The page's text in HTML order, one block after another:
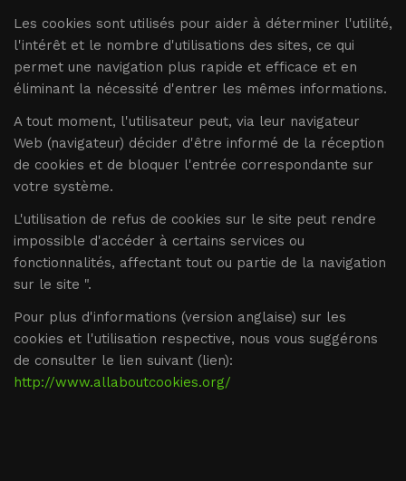
Les cookies sont utilisés pour aider à déterminer l'utilité,
l'intérêt et le nombre d'utilisations des sites, ce qui
permet une navigation plus rapide et efficace et en
éliminant la nécessité d'entrer les mêmes informations.
A tout moment, l'utilisateur peut, via leur navigateur
Web (navigateur) décider d'être informé de la réception
de cookies et de bloquer l'entrée correspondante sur
votre système.
L'utilisation de refus de cookies sur le site peut rendre
impossible d'accéder à certains services ou
fonctionnalités, affectant tout ou partie de la navigation
sur le site ".
Pour plus d'informations (version anglaise) sur les
cookies et l'utilisation respective, nous vous suggérons
de consulter le lien suivant (lien):
http://www.allaboutcookies.org/